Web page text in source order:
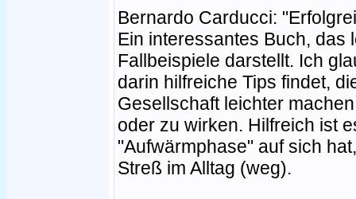
Bernardo Carducci:
Ein interessantes Buch, das
Fallbeispiele darstellt. Ich
darin hilfreiche Tips findet,
Gesellschaft leichter
oder zu wirken. Hilfreich ist
"Aufwärmphase" auf sich
Streß im Alltag (weg).